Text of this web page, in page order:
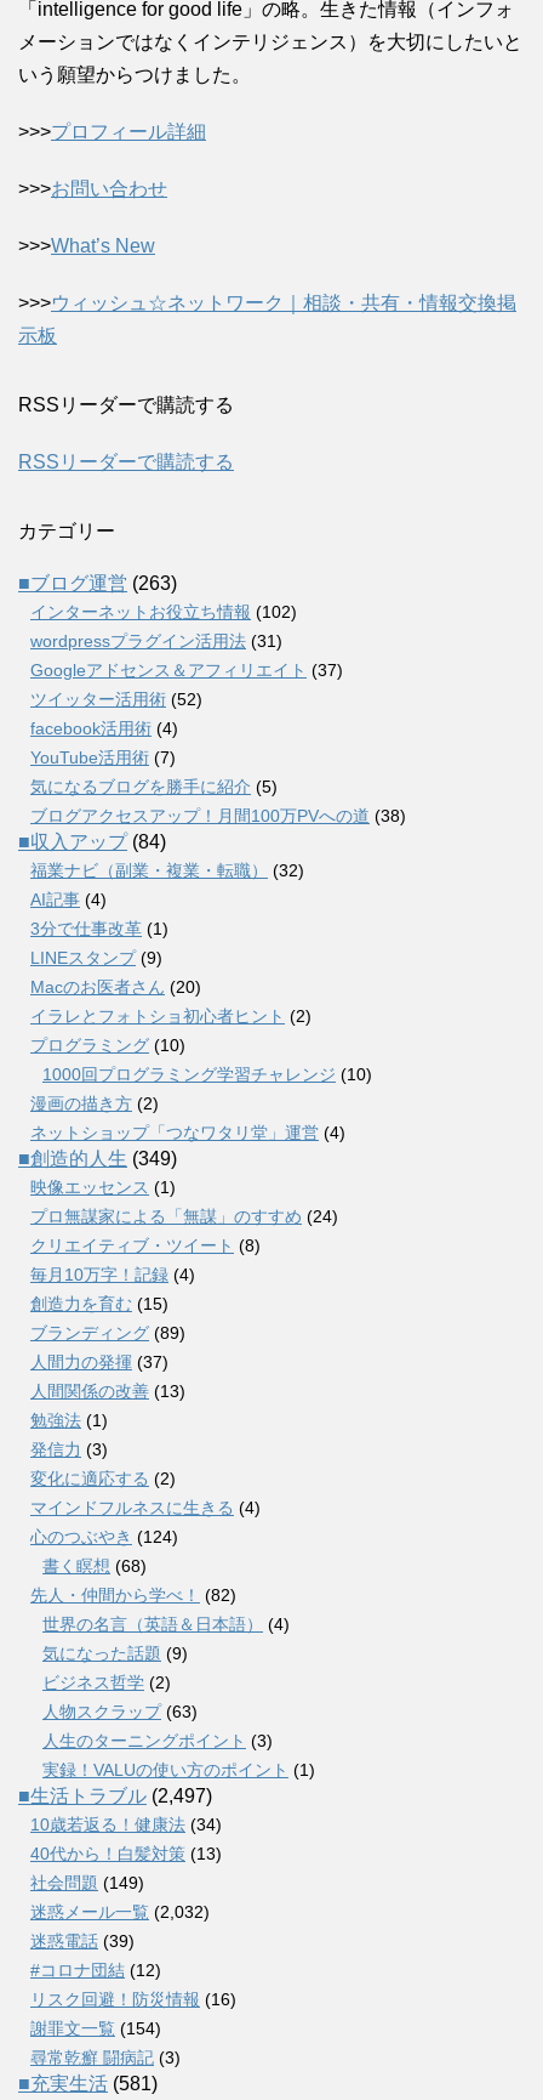
「intelligence for good life」の略。生きた情報（インフォ
メーションではなくインテリジェンス）を大切にしたいと
いう願望からつけました。
>>>プロフィール詳細
>>>お問い合わせ
>>>What’s New
>>>ウィッシュ☆ネットワーク｜相談・共有・情報交換掲
示板
RSSリーダーで購読する
RSSリーダーで購読する
カテゴリー
■ブログ運営 (263)
インターネットお役立ち情報 (102)
wordpressプラグイン活用法 (31)
Googleアドセンス＆アフィリエイト (37)
ツイッター活用術 (52)
facebook活用術 (4)
YouTube活用術 (7)
気になるブログを勝手に紹介 (5)
ブログアクセスアップ！月間100万PVへの道 (38)
■収入アップ(84)
福業ナビ（副業・複業・転職）
(32)
AI記事 (4)
3分で仕事改革 (1)
LINEスタンプ(9)
Macのお医者さん (20)
イラレとフォトショ初心者ヒント (2)
プログラミング (10)
1000回プログラミング学習チャレンジ (10)
漫画の描き方 (2)
ネットショップ「つなワタリ堂」運営 (4)
■創造的人生 (349)
映像エッセンス (1)
プロ無謀家による「無謀」のすすめ (24)
クリエイティブ・ツイート (8)
毎月10万字！記録 (4)
創造力を育む (15)
ブランディング (89)
人間力の発揮 (37)
人間関係の改善 (13)
勉強法 (1)
発信力 (3)
変化に適応する (2)
マインドフルネスに生きる (4)
心のつぶやき (124)
書く瞑想 (68)
先人・仲間から学べ！
(82)
世界の名言（英語＆日本語）
(4)
気になった話題 (9)
ビジネス哲学 (2)
人物スクラップ(63)
人生のターニングポイント (3)
実録！VALUの使い方のポイント (1)
■生活トラブル (2,497)
10歳若返る！健康法 (34)
40代から！白髪対策 (13)
社会問題 (149)
迷惑メール一覧 (2,032)
迷惑電話 (39)
#コロナ団結 (12)
リスク回避！防災情報 (16)
謝罪文一覧 (154)
尋常乾癬 闘病記 (3)
■充実生活 (581)